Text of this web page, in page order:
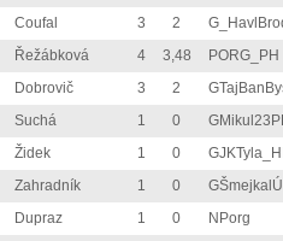
Coufal 3 2
Řežábková 4 3,48
PORG_PH
Dobrovič 3 2
Suchá 1 0
Židek 1 0
Zahradník 1 0
Dupraz 1 0
NPorg